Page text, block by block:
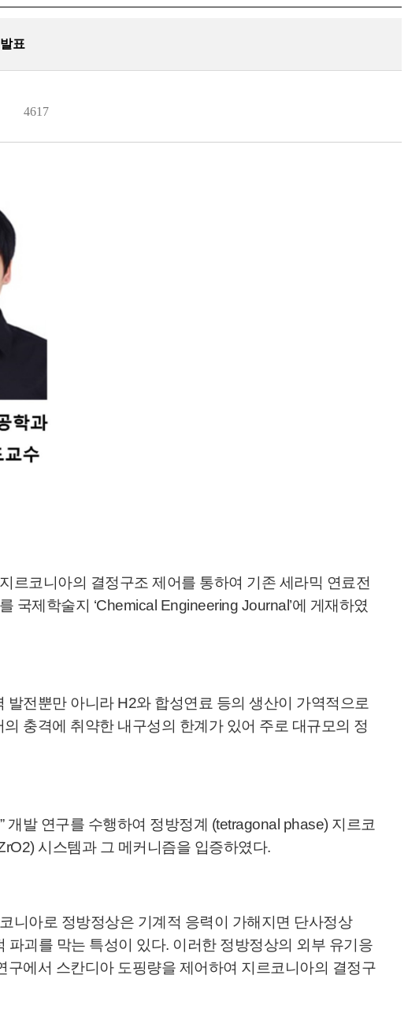
표
4617
르코니아의 결정구조 제어를 통하여 기존 세라믹 연료전
제학술지 ‘Chemical Engineering Journal’에 게재하였
전뿐만 아니라 H2와 합성연료 등의 생산이 가역적으로
충격에 취약한 내구성의 한계가 있어 주로 대규모의 정
발 연구를 수행하여 정방정계 (tetragonal phase) 지르코
시스템과 그 메커니즘을 입증하였다.
니아로 정방정상은 기계적 응력이 가해지면 단사정상
괴를 막는 특성이 있다. 이러한 정방정상의 외부 유기응
에서 스칸디아 도핑량을 제어하여 지르코니아의 결정구